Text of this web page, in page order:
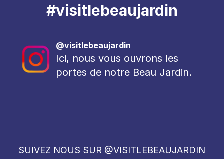
#visitlebeaujardin
@visitlebeaujardin
Ici, nous vous ouvrons les
portes de notre Beau Jardin.
SUIVEZ NOUS SUR @VISITLEBEAUJARDIN